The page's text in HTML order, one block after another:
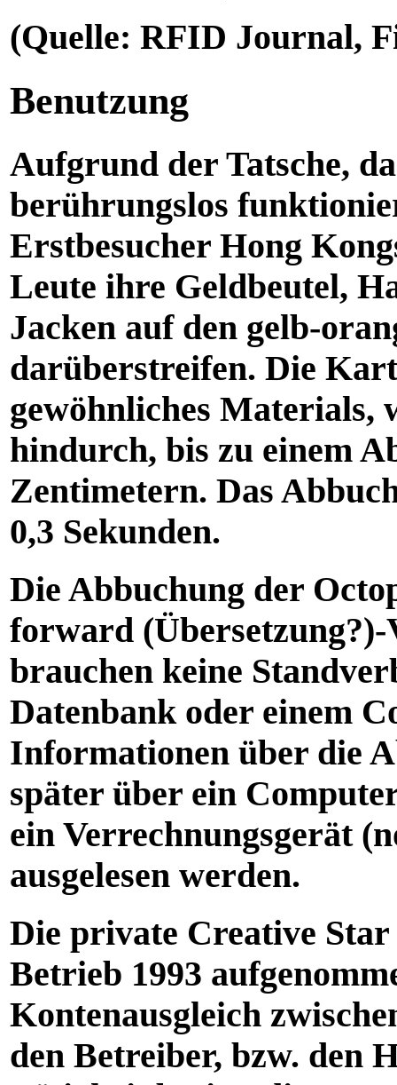
(Quelle: RFID Journal,
Benutzung
Aufgrund der Tatsche,
berührungslos
Erstbesucher Hong
Leute ihre Geldbeutel,
Jacken auf den gelb-
darüberstreifen. Die
gewöhnliches Materials,
hindurch, bis zu einem
Zentimetern. Das
0,3 Sekunden.
Die Abbuchung der
forward
brauchen keine
Datenbank oder einem
Informationen über die
später über ein
ein Verrechnungsgerät
ausgelesen werden.
Die private Creative
Betrieb 1993
Kontenausgleich
den Betreiber, bzw. den